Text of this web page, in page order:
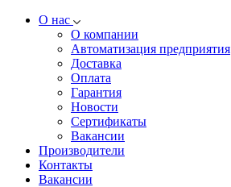
О нас
О компании
Автоматизация предприятия
Доставка
Оплата
Гарантия
Новости
Сертификаты
Вакансии
Производители
Контакты
Вакансии